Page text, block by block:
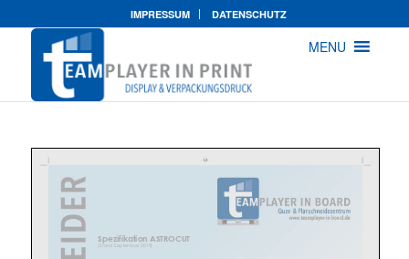
IMPRESSUM DATENSCHUTZ
MENU